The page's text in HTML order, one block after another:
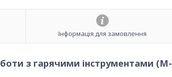
Інформація для замовлення
з гарячими інструментами (M-